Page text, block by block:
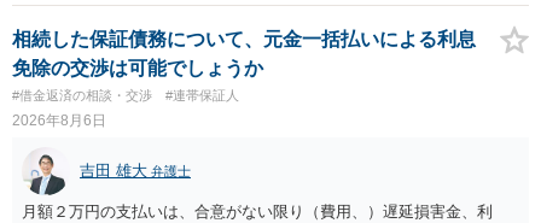
士費用は法テラスが負担し、裁判所の予納金等も法テラスが援助して
くれるため、弁護士へ自己破産を任せれば解決します。
相続した保証債務について、元金一括払いによる利息
免除の交渉は可能でしょうか
#借金返済の相談・交渉 #連帯保証人
2026年8月6日
吉田 雄大 弁護士
月額２万円の支払いは、合意がない限り（費用、）遅延損害金、利